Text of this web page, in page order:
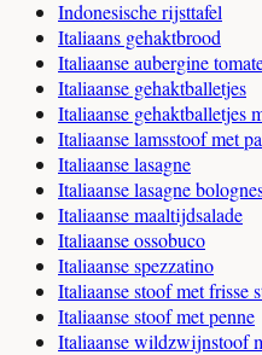
Indonesische rijsttafel
Italiaans gehaktbrood
Italiaanse aubergine
Italiaanse gehaktballetjes
Italiaanse gehaktballetjes
Italiaanse lamsstoof met
Italiaanse lasagne
Italiaanse lasagne
Italiaanse maaltijdsalade
Italiaanse ossobuco
Italiaanse spezzatino
Italiaanse stoof met frisse
Italiaanse stoof met penne
Italiaanse wildzwijnstoof